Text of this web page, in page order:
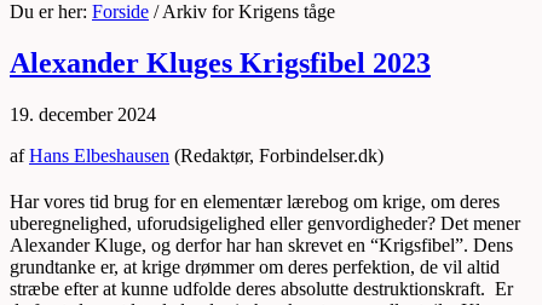
Du er her: Forside /Arkiv for Krigens tåge
Alexander Kluges Krigsfibel 2023
19. december 2024
afHans Elbeshausen (Redaktør, Forbindelser.dk)
Har vores tid brug for en elementær lærebog om krige, om deres
uberegnelighed, uforudsigelighed eller genvordigheder? Det mener
Alexander Kluge, og derfor har han skrevet en “Krigsfibel”. Dens
grundtanke er, at krige drømmer om deres perfektion, de vil altid
stræbe efter at kunne udfolde deres absolutte destruktionskraft. Er